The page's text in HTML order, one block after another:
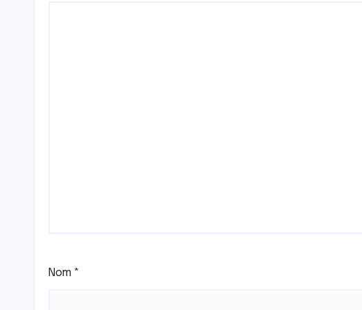
Nom *